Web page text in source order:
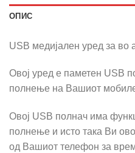
ОПИС
USB медијален уред за во
Овој уред е паметен USB
полнење на Вашиот
Овој USB полнач има
полнење и исто така Ви
од Вашиот телефон за